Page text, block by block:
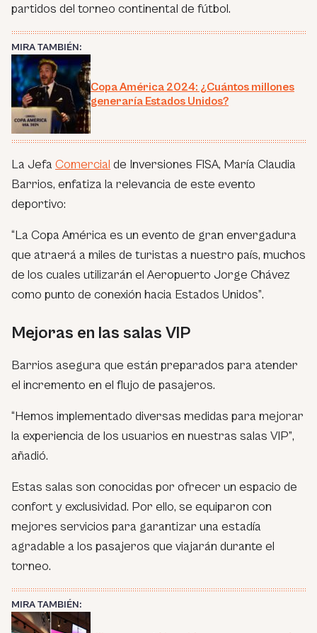
partidos del torneo continental de fútbol.
MIRA TAMBIÉN:
Copa América 2024: ¿Cuántos millones
generaría Estados Unidos?
La Jefa Comercial de Inversiones FISA, María Claudia
Barrios, enfatiza la relevancia de este evento
deportivo:
“La Copa América es un evento de gran envergadura
que atraerá a miles de turistas a nuestro país, muchos
de los cuales utilizarán el Aeropuerto Jorge Chávez
como punto de conexión hacia Estados Unidos”.
Mejoras en las salas VIP
Barrios asegura que están preparados para atender
el incremento en el flujo de pasajeros.
“Hemos implementado diversas medidas para mejorar
la experiencia de los usuarios en nuestras salas VIP”,
añadió.
Estas salas son conocidas por ofrecer un espacio de
confort y exclusividad. Por ello, se equiparon con
mejores servicios para garantizar una estadía
agradable a los pasajeros que viajarán durante el
torneo.
MIRA TAMBIÉN: